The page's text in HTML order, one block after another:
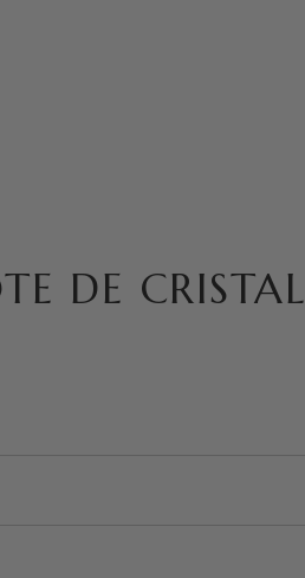
DE CRISTAL